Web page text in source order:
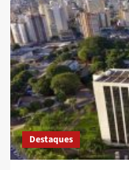
89
anos,
Goiânia
contabiliza
R$
1,8
bilhão
em
investimentos
do
Estado
Destaques